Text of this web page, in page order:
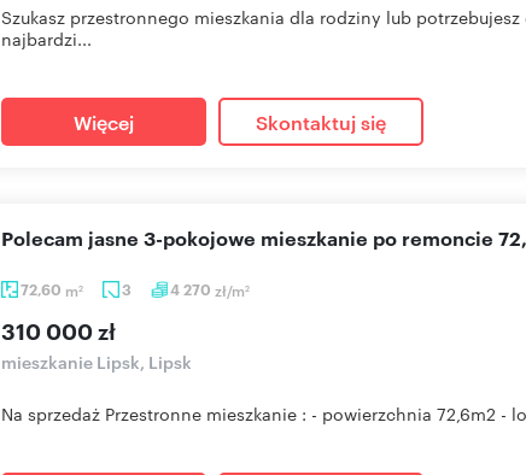
Szukasz przestronnego mieszkania dla rodziny lub
najbardzi...
Więcej Skontaktuj się
72,60 m2 3 4 270 zł/m2
Polecam jasne 3-pokojowe mieszkanie po remoncie
310 000 zł
mieszkanie Lipsk, Lipsk
Na sprzedaż Przestronne mieszkanie : - powierzchnia 72,6m2